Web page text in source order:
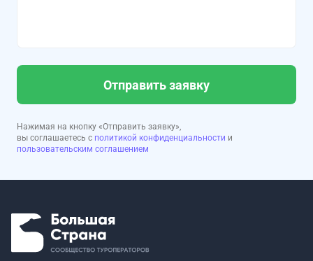
Отправить заявку
Нажимая на кнопку «Отправить заявку»,
вы соглашаетесь с политикой конфиденциальности и
пользовательским соглашением